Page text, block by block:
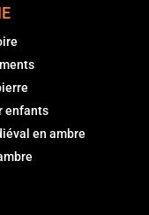
enfants
en ambre